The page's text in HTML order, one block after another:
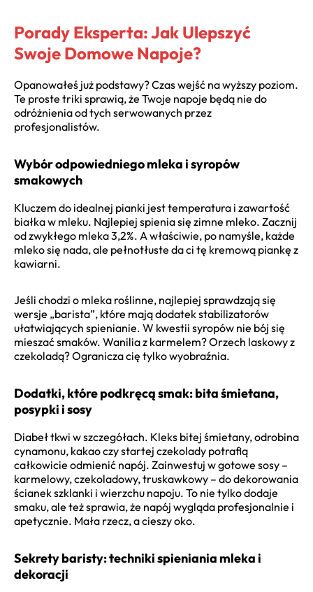
Porady Eksperta: Jak Ulepszyć
Swoje Domowe Napoje?
Opanowałeś już podstawy? Czas wejść na wyższy poziom.
Te proste triki sprawią, że Twoje napoje będą nie do
odróżnienia od tych serwowanych przez
profesjonalistów.
Wybór odpowiedniego mleka i syropów
smakowych
Kluczem do idealnej pianki jest temperatura i zawartość
białka w mleku. Najlepiej spienia się zimne mleko. Zacznij
od zwykłego mleka 3,2%. A właściwie, po namyśle, każde
mleko się nada, ale pełnotłuste da ci tę kremową piankę z
kawiarni.
Jeśli chodzi o mleka roślinne, najlepiej sprawdzają się
wersje „barista”, które mają dodatek stabilizatorów
ułatwiających spienianie. W kwestii syropów nie bój się
mieszać smaków. Wanilia z karmelem? Orzech laskowy z
czekoladą? Ogranicza cię tylko wyobraźnia.
Dodatki, które podkręcą smak: bita śmietana,
posypki i sosy
Diabeł tkwi w szczegółach. Kleks bitej śmietany, odrobina
cynamonu, kakao czy startej czekolady potrafią
całkowicie odmienić napój. Zainwestuj w gotowe sosy –
karmelowy, czekoladowy, truskawkowy – do dekorowania
ścianek szklanki i wierzchu napoju. To nie tylko dodaje
smaku, ale też sprawia, że napój wygląda profesjonalnie i
apetycznie. Mała rzecz, a cieszy oko.
Sekrety baristy: techniki spieniania mleka i
dekoracji